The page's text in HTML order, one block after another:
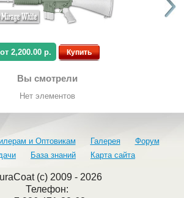
от 2,200.00 р. Купить
Вы смотрели
Нет элементов
и Оптовикам Галерея
Форум
База знаний Карта сайта
(c) 2009 - 2026
Телефон: